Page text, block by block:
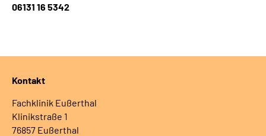
06131 16 5342
Kontakt
Fachklinik Eußerthal
Klinikstraße 1
76857 Eußerthal